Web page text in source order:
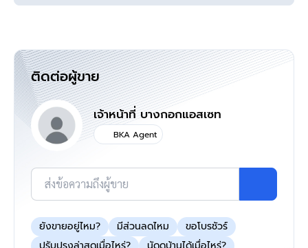
ติดต่อผู้ขาย
เจ้าหน้าที่ บางกอกแอสเซท
BKA Agent
ส่งข้อความถึงผู้ขาย
ยังขายอยู่ไหม? มีส่วนลดไหม
ขอโบรชัวร์